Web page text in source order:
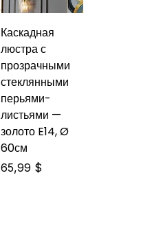
Каскадная
люстра с
прозрачными
стеклянными
перьями-
листьями —
золото E14, Ø
60см
Цена
65,99 $